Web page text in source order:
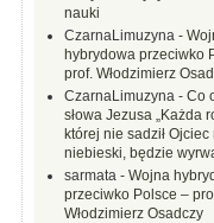
nauki
CzarnaLimuzyna -
hybrydowa przeciwko
prof. Włodzimierz
CzarnaLimuzyna - Co
słowa Jezusa „Każda
której nie sadził Ojciec
niebieski, będzie
sarmata - Wojna
przeciwko Polsce –
Włodzimierz Osadczy